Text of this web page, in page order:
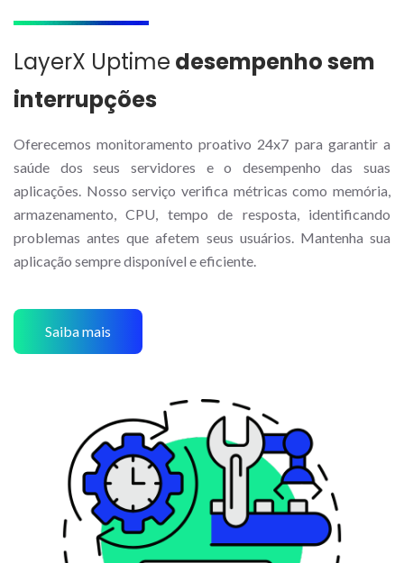
LayerX Uptime desempenho sem
interrupções
Oferecemos monitoramento proativo 24x7 para garantir a
saúde dos seus servidores e o desempenho das suas
aplicações. Nosso serviço verifica métricas como memória,
armazenamento, CPU, tempo de resposta, identificando
problemas antes que afetem seus usuários. Mantenha sua
aplicação sempre disponível e eficiente.
Saiba mais